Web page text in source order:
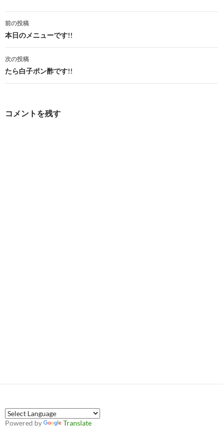
投
稿
ナ
ビ
ゲ
前の投稿
本日のメニューです!!
次の投稿
たら白子ポン酢です!!
コメントを残す
Powered by Translate